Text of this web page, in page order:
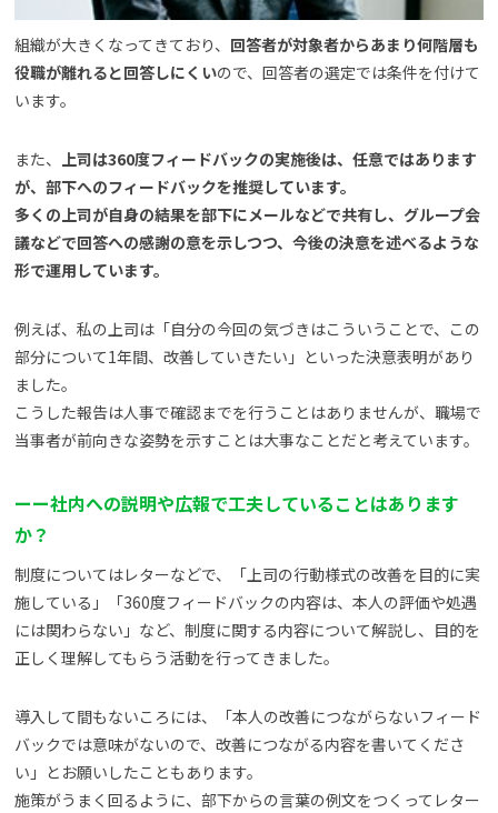
組織が大きくなってきており、 回答者が対象者からあまり何階層も
役職が離れると回答しにくいので、回答者の選定では条件を付けて
います。
また、 上司は360度フィードバックの実施後は、任意ではあります
が、部下へのフィードバックを推奨しています。
多くの上司が自身の結果を部下にメールなどで共有し、グループ会
議などで回答への感謝の意を示しつつ、今後の決意を述べるような
形で運用しています。
例えば、私の上司は「自分の今回の気づきはこういうことで、この
部分について1年間、改善していきたい」といった決意表明があり
ました。
こうした報告は人事で確認までを行うことはありませんが、職場で
当事者が前向きな姿勢を示すことは大事なことだと考えています。
ーー社内への説明や広報で工夫していることはあります
か？
制度についてはレターなどで、「上司の行動様式の改善を目的に実
施している」「360度フィードバックの内容は、本人の評価や処遇
には関わらない」など、制度に関する内容について解説し、目的を
正しく理解してもらう活動を行ってきました。
導入して間もないころには、「本人の改善につながらないフィード
バックでは意味がないので、改善につながる内容を書いてくださ
い」とお願いしたこともあります。
施策がうまく回るように、部下からの言葉の例文をつくってレター